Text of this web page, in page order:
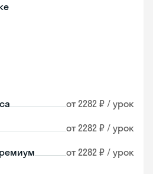
от 2282 ₽ / урок
от 2282 ₽ / урок
от 2282 ₽ / урок